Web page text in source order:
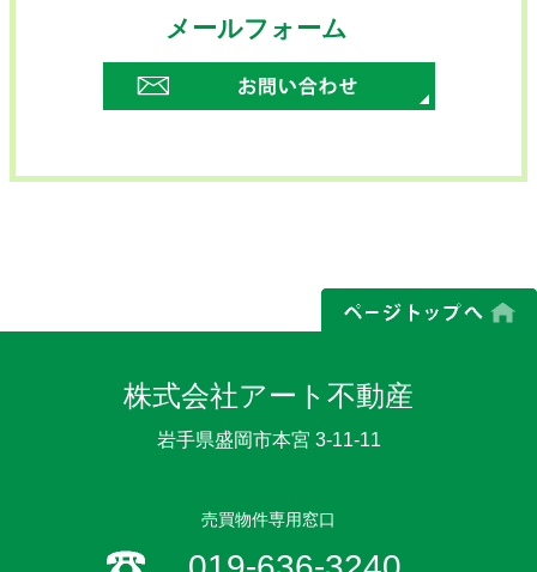
メールフォーム
株式会社アート不動産
岩手県盛岡市本宮 3-11-11
売買物件専用窓口